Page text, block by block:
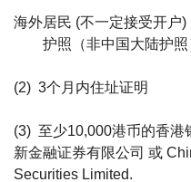
海外居民 (不一定接受开户)
护照（非中国大陆护照
(2) 3个月内住址证明
(3) 至少10,000港币的香港
新金融证券有限公司 或
Securities Limited.